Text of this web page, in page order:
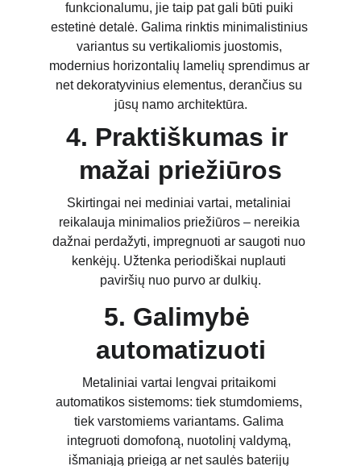
funkcionalumu, jie taip pat gali būti puiki
estetinė detalė. Galima rinktis minimalistinius
variantus su vertikaliomis juostomis,
modernius horizontalių lamelių sprendimus ar
net dekoratyvinius elementus, derančius su
jūsų namo architektūra.
4. Praktiškumas ir
mažai priežiūros
Skirtingai nei mediniai vartai, metaliniai
reikalauja minimalios priežiūros – nereikia
dažnai perdažyti, impregnuoti ar saugoti nuo
kenkėjų. Užtenka periodiškai nuplauti
paviršių nuo purvo ar dulkių.
5. Galimybė
automatizuoti
Metaliniai vartai lengvai pritaikomi
automatikos sistemoms: tiek stumdomiems,
tiek varstomiems variantams. Galima
integruoti domofoną, nuotolinį valdymą,
išmaniąją prieigą ar net saulės baterijų